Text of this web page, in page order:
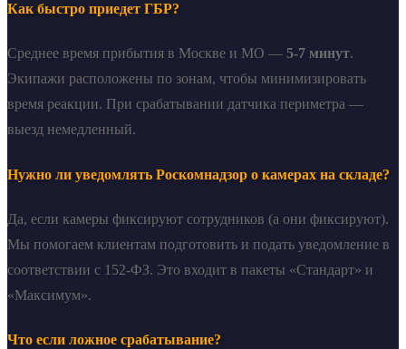
Как быстро приедет ГБР?
Среднее время прибытия в Москве и МО — 5-7 минут.
Экипажи расположены по зонам, чтобы минимизировать
время реакции. При срабатывании датчика периметра —
выезд немедленный.
Нужно ли уведомлять Роскомнадзор о камерах на складе?
Да, если камеры фиксируют сотрудников (а они фиксируют).
Мы помогаем клиентам подготовить и подать уведомление в
соответствии с 152-ФЗ. Это входит в пакеты «Стандарт» и
«Максимум».
Что если ложное срабатывание?